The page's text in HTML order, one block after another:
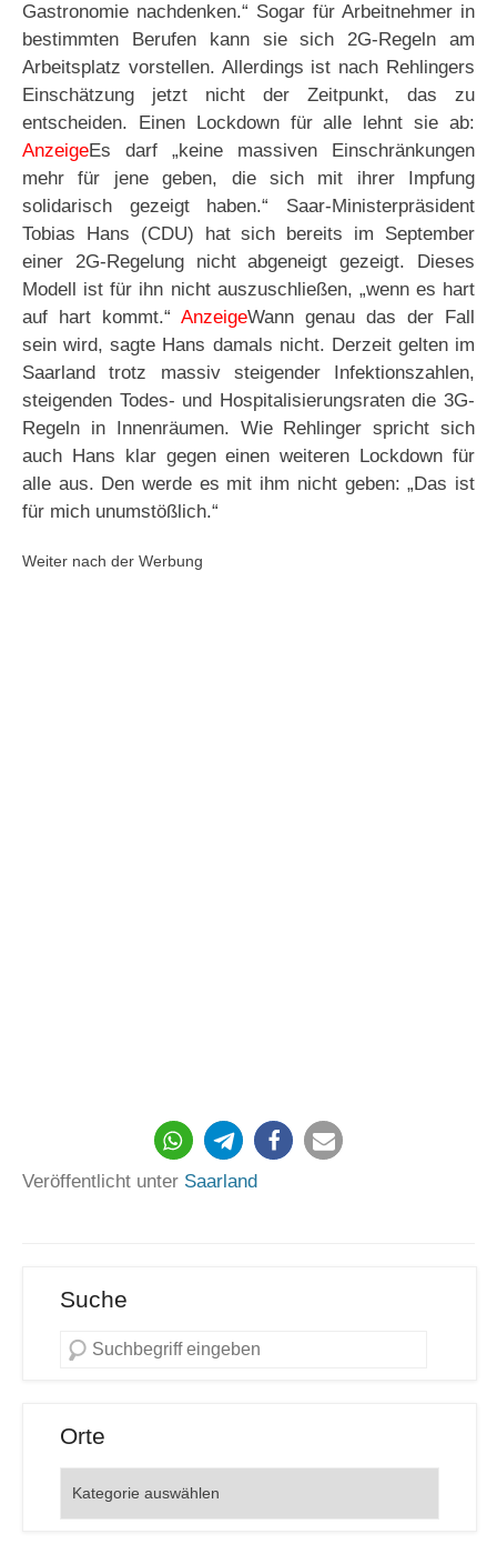
Gastronomie nachdenken.“ Sogar für Arbeitnehmer in
bestimmten Berufen kann sie sich 2G-Regeln am
Arbeitsplatz vorstellen. Allerdings ist nach Rehlingers
Einschätzung jetzt nicht der Zeitpunkt, das zu
entscheiden. Einen Lockdown für alle lehnt sie ab:
AnzeigeEs darf „keine massiven Einschränkungen
mehr für jene geben, die sich mit ihrer Impfung
solidarisch gezeigt haben.“ Saar-Ministerpräsident
Tobias Hans (CDU) hat sich bereits im September
einer 2G-Regelung nicht abgeneigt gezeigt. Dieses
Modell ist für ihn nicht auszuschließen, „wenn es hart
auf hart kommt.“ AnzeigeWann genau das der Fall
sein wird, sagte Hans damals nicht. Derzeit gelten im
Saarland trotz massiv steigender Infektionszahlen,
steigenden Todes- und Hospitalisierungsraten die 3G-
Regeln in Innenräumen. Wie Rehlinger spricht sich
auch Hans klar gegen einen weiteren Lockdown für
alle aus. Den werde es mit ihm nicht geben: „Das ist
für mich unumstößlich.“
Weiter nach der Werbung
844
Veröffentlicht unter Saarland
Suche
Orte